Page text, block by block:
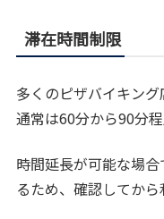
滞在時間制限
多くのピザバイキング
通常は60分から90分程
時間延長が可能な場
るため、確認してから